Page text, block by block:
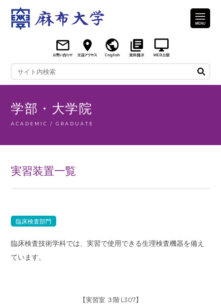
学部・大学院
ACADEMIC / GRADUATE
実習装置一覧
臨床検査部門
臨床検査技術学科では、実習で使用できる生理検査機器を備え
ています。
【実習室 ３階 L307】